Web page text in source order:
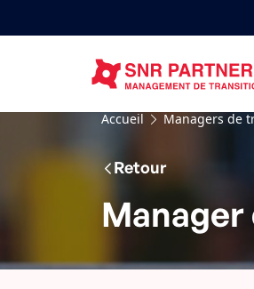
Accueil Managers de
Retour